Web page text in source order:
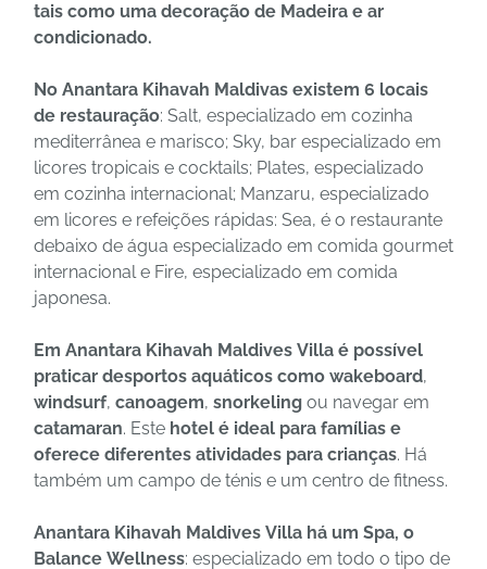
tais como uma decoração de Madeira e ar
condicionado.
No Anantara Kihavah Maldivas existem 6 locais
de restauração: Salt, especializado em cozinha
mediterrânea e marisco; Sky, bar especializado em
licores tropicais e cocktails; Plates, especializado
em cozinha internacional; Manzaru, especializado
em licores e refeições rápidas: Sea, é o restaurante
debaixo de água especializado em comida gourmet
internacional e Fire, especializado em comida
japonesa.
Em Anantara Kihavah Maldives Villa é possível
praticar desportos aquáticos como wakeboard,
windsurf, canoagem, snorkeling ou navegar em
catamaran. Este hotel é ideal para famílias e
oferece diferentes atividades para crianças. Há
também um campo de ténis e um centro de fitness.
Anantara Kihavah Maldives Villa há um Spa, o
Balance Wellness: especializado em todo o tipo de